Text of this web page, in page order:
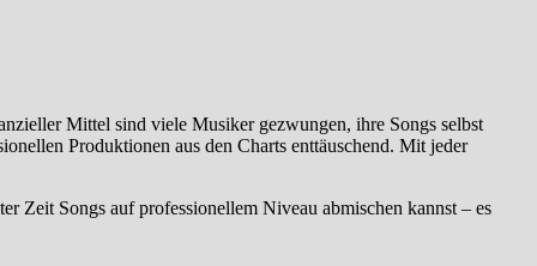
Mittel sind viele Musiker gezwungen, ihre Songs selbst
Produktionen aus den Charts enttäuschend. Mit jeder
Zeit Songs auf professionellem Niveau abmischen kannst – es